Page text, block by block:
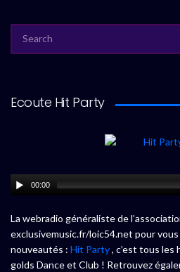
FOR:
Ecoute Hit Party
00:00
La webradio généraliste de
exclusivemusic.fr/loic54.net pour
nouveautés : Hit Party, c’est tous les
golds Dance et Club ! Retrouvez